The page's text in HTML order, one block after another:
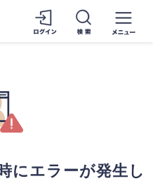
にエラーが発生し